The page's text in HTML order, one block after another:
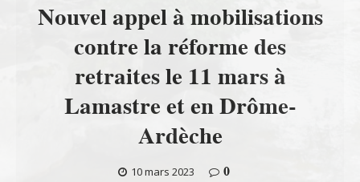
Nouvel appel à mobilisations
contre la réforme des
retraites le 11 mars à
Lamastre et en Drôme-
Ardèche
10 mars 2023
0